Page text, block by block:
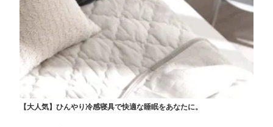
【大人気】ひんやり冷感寝具で快適な睡眠をあなたに。